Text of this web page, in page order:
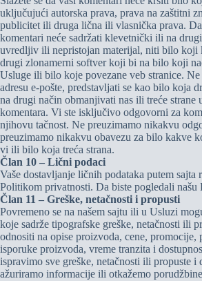
uključujući autorska prava, prava na zaštitni
publicitet ili druga lična ili vlasnička prava.
komentari neće sadržati klevetnički ili na
uvredljiv ili nepristojan materijal, niti bilo koji
drugi zlonamerni softver koji bi na bilo koji
Usluge ili bilo koje povezane veb stranice.
adresu e-pošte, predstavljati se kao bilo koja
na drugi način obmanjivati nas ili treće strane
komentara. Vi ste isključivo odgovorni za
njihovu tačnost. Ne preuzimamo nikakvu
preuzimamo nikakvu obavezu za bilo kakve
vi ili bilo koja treća strana.
Član 10 – Lični podaci
Vaše dostavljanje ličnih podataka putem sajta
Politikom privatnosti. Da biste pogledali našu
Član 11 – Greške, netačnosti i propusti
Povremeno se na našem sajtu ili u Usluzi
koje sadrže tipografske greške, netačnosti ili
odnositi na opise proizvoda, cene, promocije,
isporuke proizvoda, vreme tranzita i
ispravimo sve greške, netačnosti ili propuste i
ažuriramo informacije ili otkažemo